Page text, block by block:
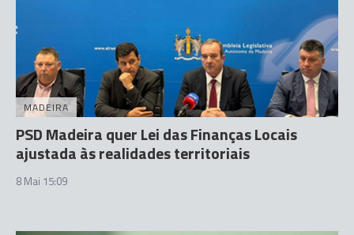
MADEIRA
PSD Madeira quer Lei das Finanças Locais
ajustada às realidades territoriais
8 Mai 15:09